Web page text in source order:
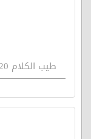
طيب الكلام 520